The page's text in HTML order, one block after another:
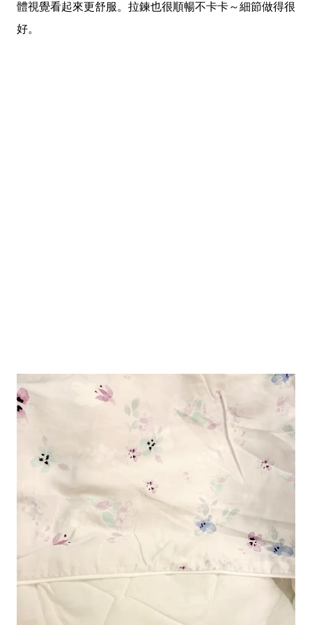
體視覺看起來更舒服。拉鍊也很順暢不卡卡～細節做得很
好。